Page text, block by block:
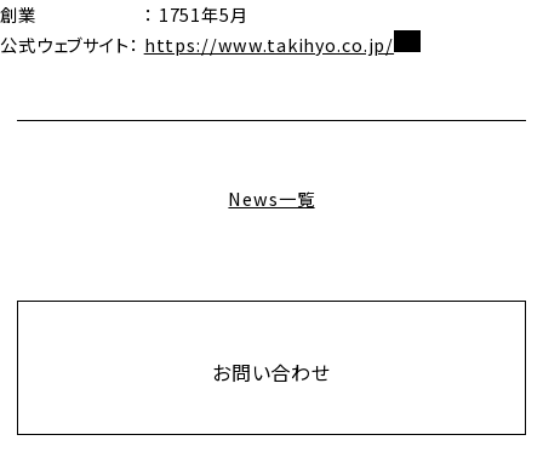
創業 ： 1751年5月
公式ウェブサイト： https://www.takihyo.co.jp/
News一覧
Contact
お問い合わせ